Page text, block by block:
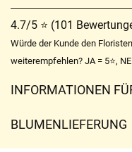
4.7/5 ⭐ (101
Würde der Kunde den
weiterempfehlen? JA = 5⭐,
INFORMATIONEN
BLUMENLIEFERUNG
Liefergebühren